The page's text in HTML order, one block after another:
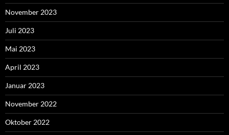
November 2023
Juli 2023
Mai 2023
April 2023
Januar 2023
November 2022
Oktober 2022